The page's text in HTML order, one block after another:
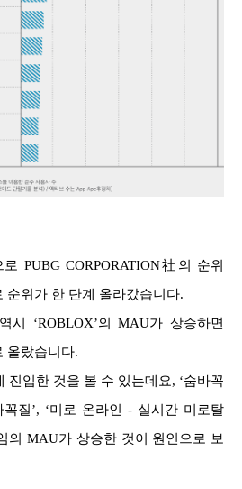
PUBG CORPORATION社의 순위
순위가 한 단계 올라갔습니다.
시 ‘ROBLOX’의 MAU가 상승하면
올랐습니다.
진입한 것을 볼 수 있는데요, ‘숨바꼭
질’, ‘미로 온라인 - 실시간 미로탈
의 MAU가 상승한 것이 원인으로 보